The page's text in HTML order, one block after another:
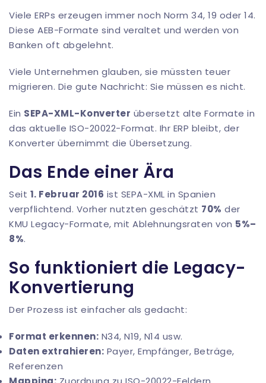
Viele ERPs erzeugen immer noch Norm 34, 19 oder 14.
Diese AEB-Formate sind veraltet und werden von
Banken oft abgelehnt.
Viele Unternehmen glauben, sie müssten teuer
migrieren. Die gute Nachricht: Sie müssen es nicht.
Ein SEPA-XML-Konverter übersetzt alte Formate in
das aktuelle ISO-20022-Format. Ihr ERP bleibt, der
Konverter übernimmt die Übersetzung.
Das Ende einer Ära
Seit 1. Februar 2016 ist SEPA-XML in Spanien
verpflichtend. Vorher nutzten geschätzt 70% der
KMU Legacy-Formate, mit Ablehnungsraten von 5%–
8%.
So funktioniert die Legacy-
Konvertierung
Der Prozess ist einfacher als gedacht:
Format erkennen: N34, N19, N14 usw.
Daten extrahieren: Payer, Empfänger, Beträge,
Referenzen